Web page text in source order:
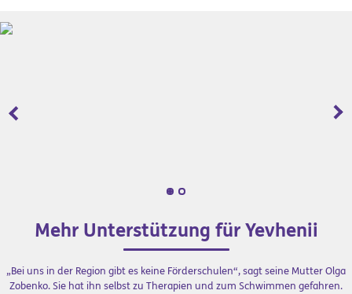
Mehr Unterstützung für Yevhenii
„Bei uns in der Region gibt es keine Förderschulen“, sagt seine Mutter Olga
Zobenko. Sie hat ihn selbst zu Therapien und zum Schwimmen gefahren.
Zurück